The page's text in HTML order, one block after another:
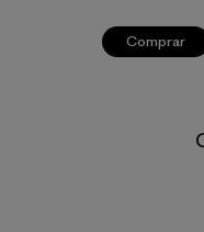
Comprar